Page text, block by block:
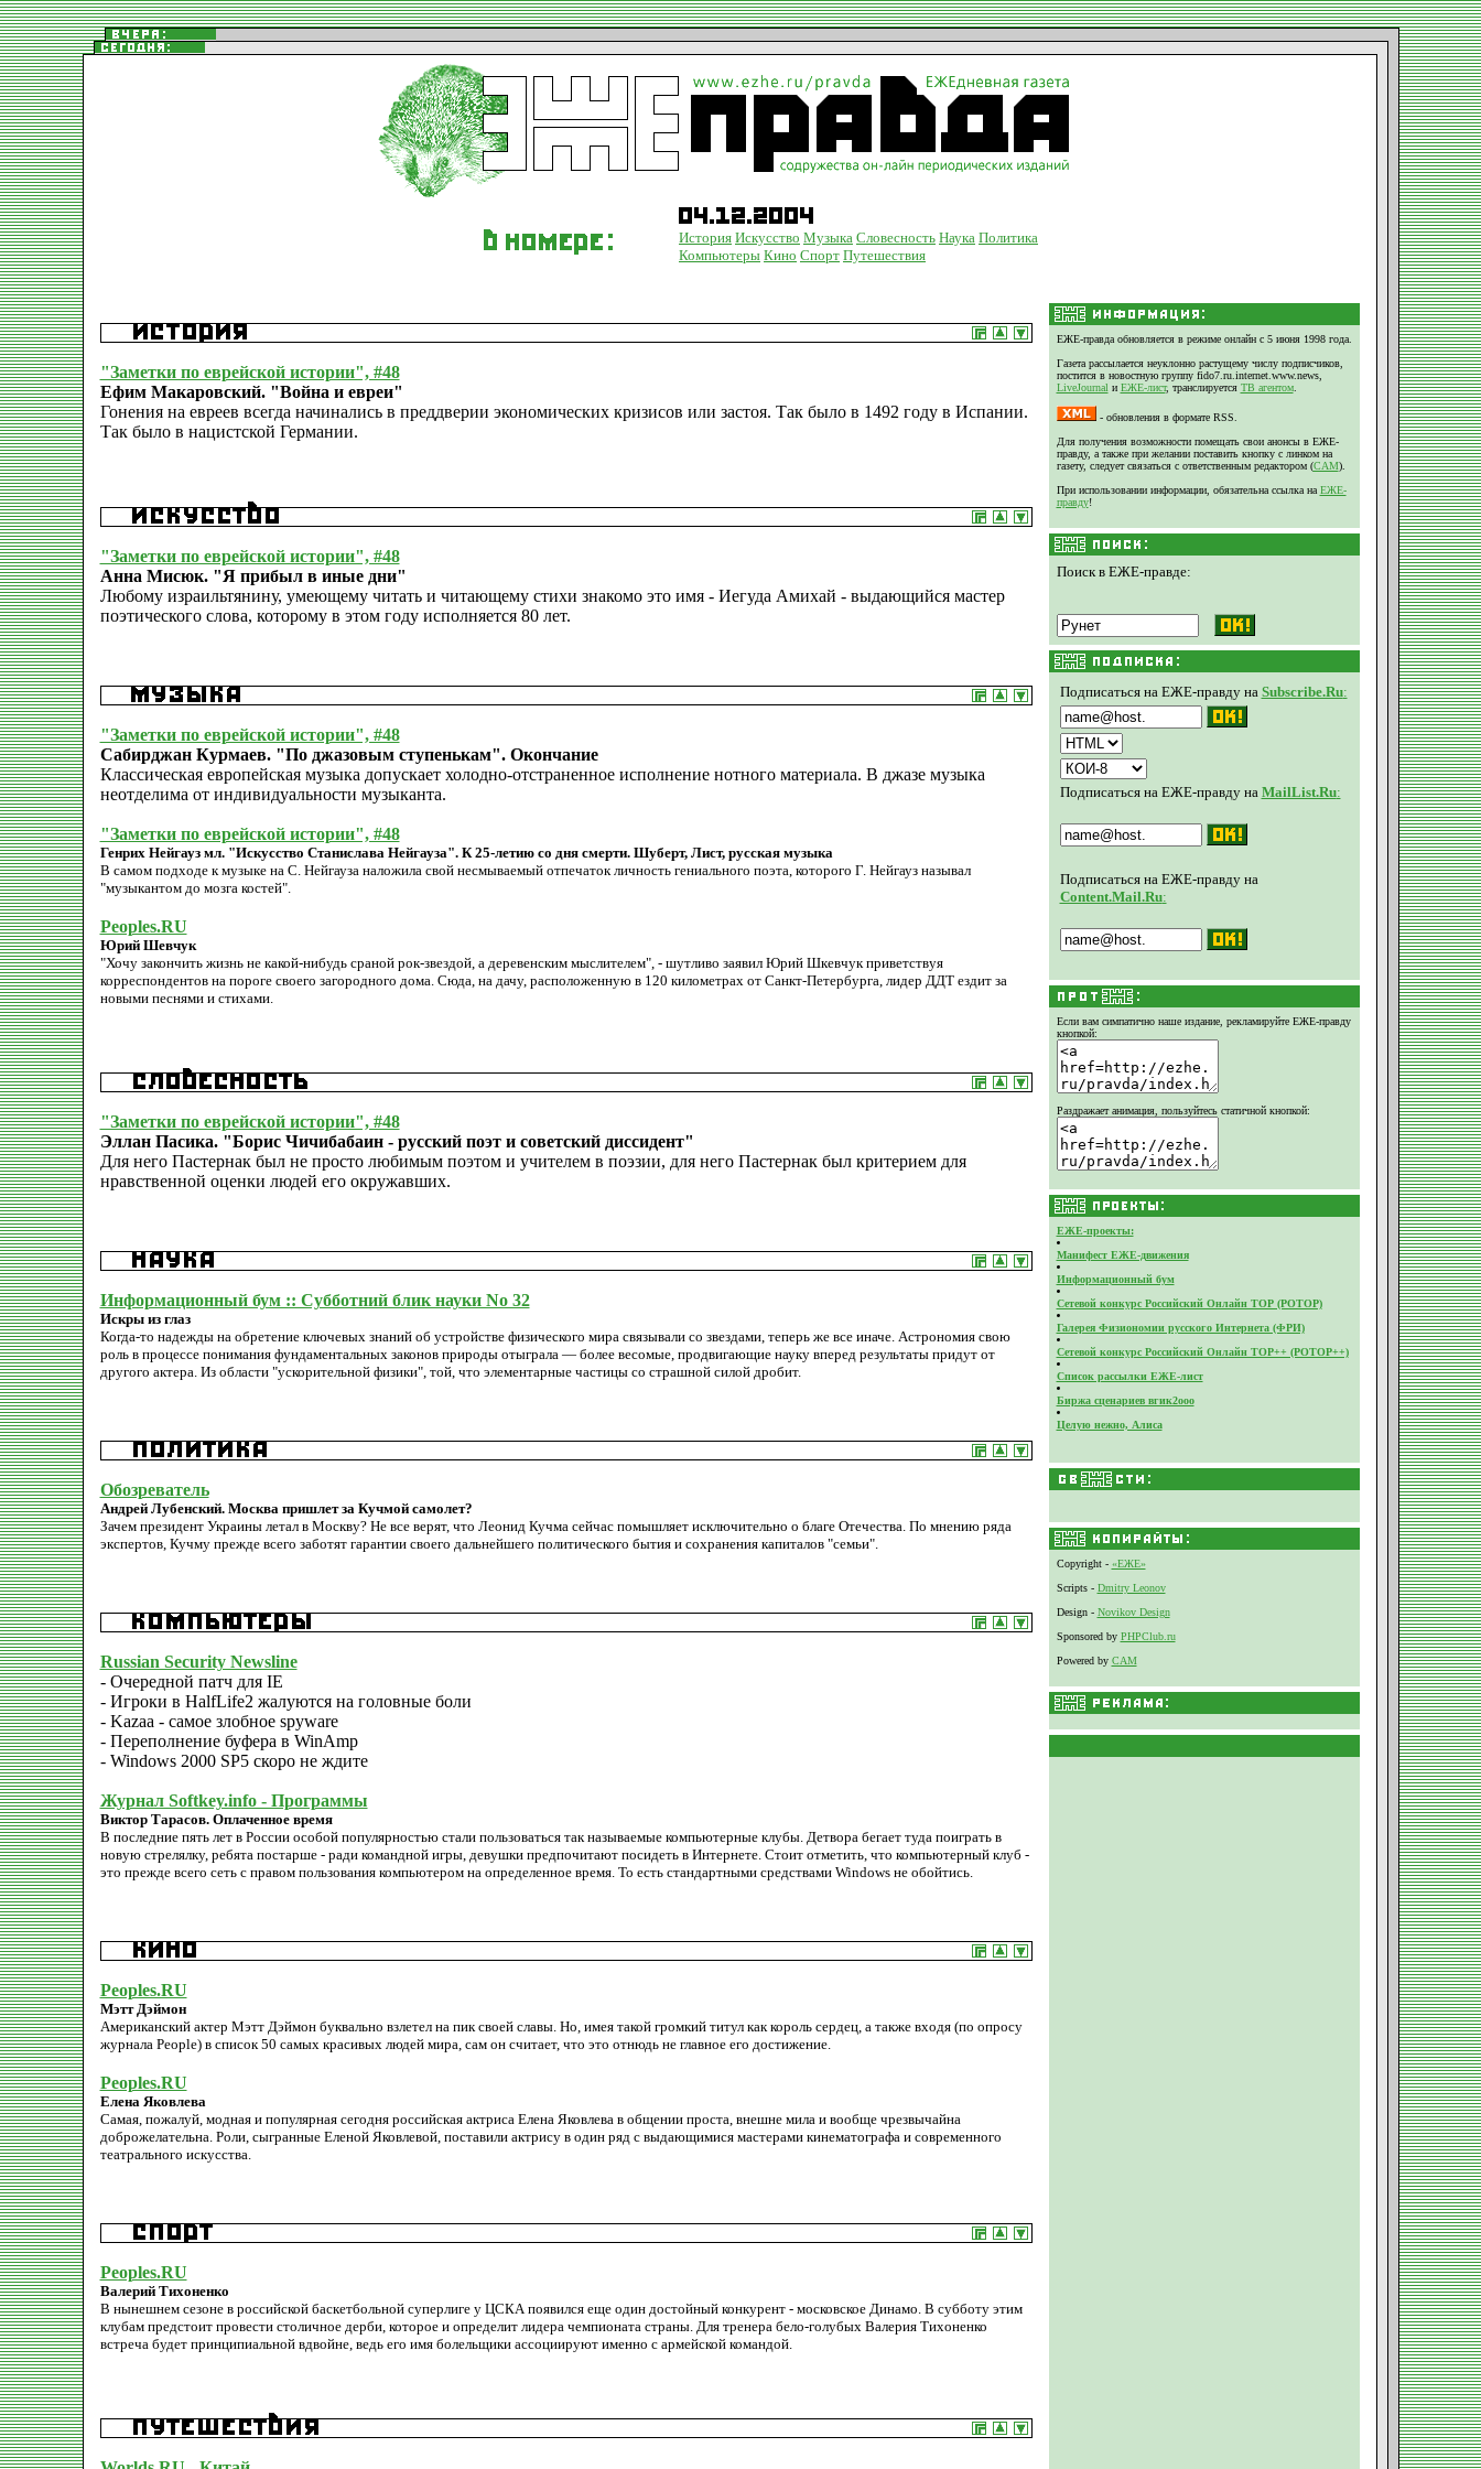
История Искусство Музыка Словесность Наука Политика
Компьютеры Кино Спорт Путешествия
"Заметки по еврейской истории", #48
Ефим Макаровский. "Война и евреи"
Гонения на евреев всегда начинались в преддверии экономических кризисов или застоя. Так было в 1492 году в Испании.
Так было в нацистской Германии.
"Заметки по еврейской истории", #48
Анна Мисюк. "Я прибыл в иные дни"
Любому израильтянину, умеющему читать и читающему стихи знакомо это имя - Иегуда Амихай - выдающийся мастер
поэтического слова, которому в этом году исполняется 80 лет.
"Заметки по еврейской истории", #48
Сабирджан Курмаев. "По джазовым ступенькам". Окончание
Классическая европейская музыка допускает холодно-отстраненное исполнение нотного материала. В джазе музыка
неотделима от индивидуальности музыканта.
"Заметки по еврейской истории", #48
Генрих Нейгауз мл. "Искусство Станислава Нейгауза". К 25-летию со дня смерти. Шуберт, Лист, русская музыка
В самом подходе к музыке на С. Нейгауза наложила свой несмываемый отпечаток личность гениального поэта, которого Г. Нейгауз называл
"музыкантом до мозга костей".
Peoples.RU
Юрий Шевчук
"Хочу закончить жизнь не какой-нибудь сраной рок-звездой, а деревенским мыслителем", - шутливо заявил Юрий Шкевчук приветствуя
корреспондентов на пороге своего загородного дома. Сюда, на дачу, расположенную в 120 километрах от Санкт-Петербурга, лидер ДДТ ездит за
новыми песнями и стихами.
"Заметки по еврейской истории", #48
Эллан Пасика. "Борис Чичибабаин - русский поэт и советский диссидент"
Для него Пастернак был не просто любимым поэтом и учителем в поэзии, для него Пастернак был критерием для
нравственной оценки людей его окружавших.
Информационный бум :: Субботний блик науки No 32
Искры из глаз
Когда-то надежды на обретение ключевых знаний об устройстве физического мира связывали со звездами, теперь же все иначе. Астрономия свою
роль в процессе понимания фундаментальных законов природы отыграла — более весомые, продвигающие науку вперед результаты придут от
другого актера. Из области "ускорительной физики", той, что элементарные частицы со страшной силой дробит.
Обозреватель
Андрей Лубенский. Москва пришлет за Кучмой самолет?
Зачем президент Украины летал в Москву? Не все верят, что Леонид Кучма сейчас помышляет исключительно о благе Отечества. По мнению ряда
экспертов, Кучму прежде всего заботят гарантии своего дальнейшего политического бытия и сохранения капиталов "семьи".
Russian Security Newsline
- Очередной патч для IE
- Игроки в HalfLife2 жалуются на головные боли
- Kazaa - самое злобное spyware
- Переполнение буфера в WinAmp
- Windows 2000 SP5 скоро не ждите
Журнал Softkey.info - Программы
Виктор Тарасов. Оплаченное время
В последние пять лет в России особой популярностью стали пользоваться так называемые компьютерные клубы. Детвора бегает туда поиграть в
новую стрелялку, ребята постарше - ради командной игры, девушки предпочитают посидеть в Интернете. Стоит отметить, что компьютерный клуб -
это прежде всего сеть с правом пользования компьютером на определенное время. То есть стандартными средствами Windows не обойтись.
Peoples.RU
Мэтт Дэймон
Американский актер Мэтт Дэймон буквально взлетел на пик своей славы. Но, имея такой громкий титул как король сердец, а также входя (по опросу
журнала People) в список 50 самых красивых людей мира, сам он считает, что это отнюдь не главное его достижение.
Peoples.RU
Елена Яковлева
Самая, пожалуй, модная и популярная сегодня российская актриса Елена Яковлева в общении проста, внешне мила и вообще чрезвычайна
доброжелательна. Роли, сыгранные Еленой Яковлевой, поставили актрису в один ряд с выдающимися мастерами кинематографа и современного
театрального искусства.
Peoples.RU
Валерий Тихоненко
В нынешнем сезоне в российской баскетбольной суперлиге у ЦСКА появился еще один достойный конкурент - московское Динамо. В субботу этим
клубам предстоит провести столичное дерби, которое и определит лидера чемпионата страны. Для тренера бело-голубых Валерия Тихоненко
встреча будет принципиальной вдвойне, ведь его имя болельщики ассоциируют именно с армейской командой.
ЕЖЕ-правда обновляется в режиме онлайн с 5 июня 1998 года.
Газета рассылается неуклонно растущему числу подписчиков,
постится в новостную группу fido7.ru.internet.www.news,
LiveJournal и ЕЖЕ-лист, транслируется ТВ агентом.
- обновления в формате RSS.
Для получения возможности помещать свои анонсы в ЕЖЕ-
правду, а также при желании поставить кнопку с линком на
газету, следует связаться с ответственным редактором (CAM).
При использовании информации, обязательна ссылка на ЕЖЕ-
правду!
Поиск в ЕЖЕ-правде:
Подписаться на ЕЖЕ-правду на Subscribe.Ru:
Подписаться на ЕЖЕ-правду на MailList.Ru:
Подписаться на ЕЖЕ-правду на
Content.Mail.Ru:
Если вам симпатично наше издание, рекламируйте ЕЖЕ-правду
кнопкой:
Раздражает анимация, пользуйтесь статичной кнопкой:
ЕЖЕ-проекты:
Манифест ЕЖЕ-движения
Информационный бум
Сетевой конкурс Российский Онлайн ТОР (РОТОР)
Галерея Физиономии русского Интернета (ФРИ)
Сетевой конкурс Российский Онлайн ТОР++ (РОТОР++)
Список рассылки ЕЖЕ-лист
Биржа сценариев вгик2ооо
Целую нежно, Алиса
Copyright - «ЕЖЕ»
Scripts - Dmitry Leonov
Design - Novikov Design
Sponsored by PHPClub.ru
Powered by CAM